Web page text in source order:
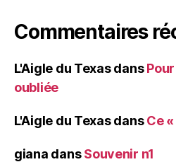
Commentaires
L'Aigle du Texasdans
oubliée
L'Aigle du TexasdansCe
giana dansSouvenir n1